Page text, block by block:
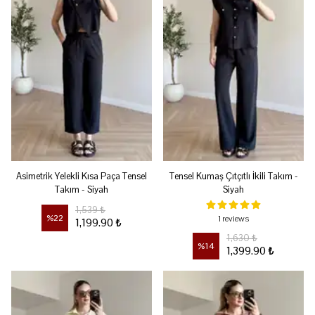
Asimetrik Yelekli Kısa Paça Tensel
Takım - Siyah
%22
1,539 ₺
1,199.90 ₺
Tensel Kumaş Çıtçıtlı İkili Takım -
Siyah
1 reviews
%14
1,630 ₺
1,399.90 ₺